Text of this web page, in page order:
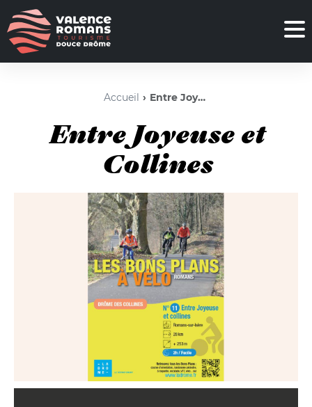
Accueil Entre Joyeuse et Collines
Entre Joyeuse et
Collines